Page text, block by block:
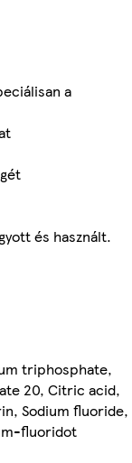
a
és használt.
triphosphate,
20, Citric acid,
Sodium fluoride,
fluoridot